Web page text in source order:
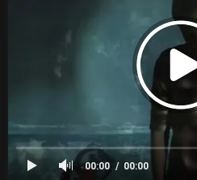
00:00 00:00